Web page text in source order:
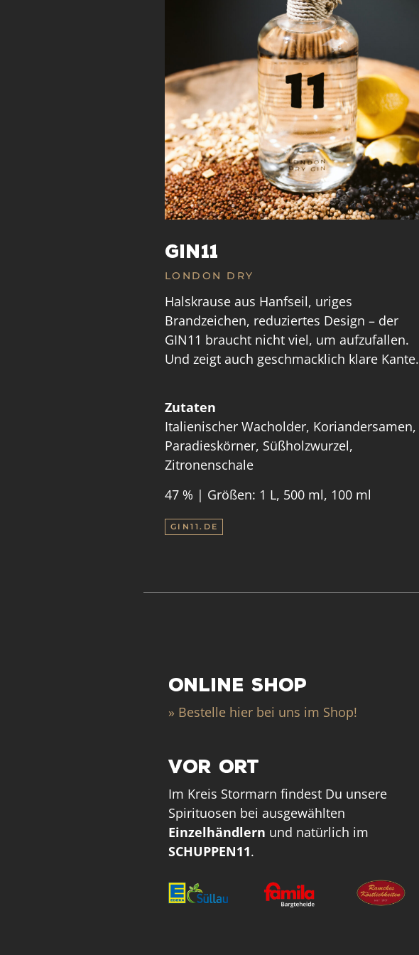
GIN11
LONDON DRY
Halskrause aus Hanfseil, uriges
Brandzeichen, reduziertes Design – der
GIN11 braucht nicht viel, um aufzufallen.
Und zeigt auch geschmacklich klare Kante.
Zutaten
Italienischer Wacholder, Koriandersamen,
Paradieskörner, Süßholzwurzel,
Zitronenschale
47 % | Größen: 1 L, 500 ml, 100 ml
GIN11.DE
ONLINE SHOP
» Bestelle hier bei uns im Shop!
VOR ORT
Im Kreis Stormarn findest Du unsere
Spirituosen bei ausgewählten
Einzelhändlern und natürlich im
SCHUPPEN11.